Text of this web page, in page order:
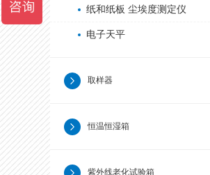
纸和纸板 尘埃度测定仪
电子天平
取样器
恒温恒湿箱
紫外线老化试验箱